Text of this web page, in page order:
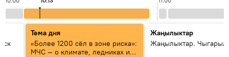
Тема дня
«Более 1200 сёл в зоне риска»:
МЧС — о климате, ледниках и
Жаңылыктар
Жаңылыктар.